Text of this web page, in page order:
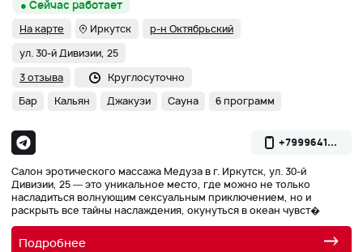
● Сейчас работает
Круглосуточно
Иркутск
р-н Октябрьский
ул. 30-й Дивизии, 25
На карте
3 отзыва
Бар
Кальян Джакузи Сауна 6 программ
+7999641...
Салон эротического массажа Медуза в г. Иркутск, ул. 30-й
Дивизии, 25 — это уникальное место, где можно не только
насладиться волнующим сексуальным приключением, но и
раскрыть все тайны наслаждения, окунуться в океан чувст�
Подробнее